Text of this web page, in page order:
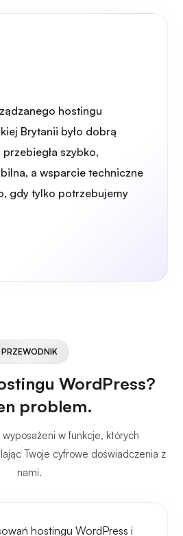
hostingu
Brytanii było dobrą
szybko,
a wsparcie techniczne
gdy tylko potrzebujemy
PRZEWODNIK
WordPress?
problem.
w funkcje, których
Twoje cyfrowe doświadczenia z
nami.